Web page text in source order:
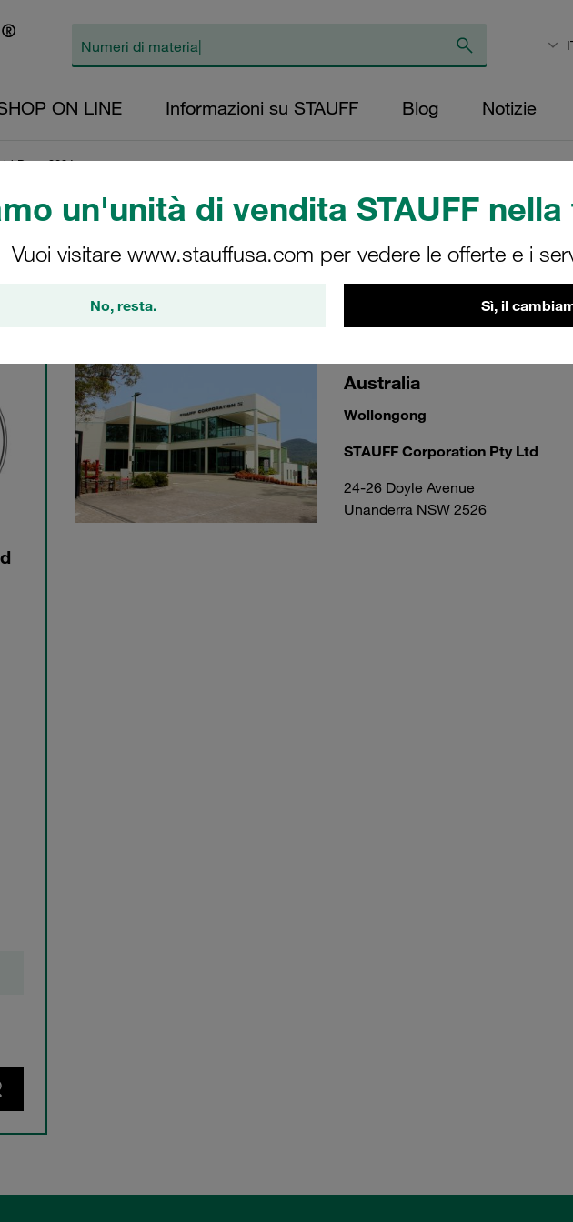
un'unità di vendita STAUFF
Vuoi visitare www.stauffusa.com per vedere le offerte e i
No, resta. Sì, il
ON LINE Informazioni su STAUFF Blog Notizie
Days 2024
Field Days 2024
Agricultural Innovations
Australia
Wollongong
STAUFF Corporation Pty Ltd
24-26 Doyle Avenue
Unanderra NSW 2526